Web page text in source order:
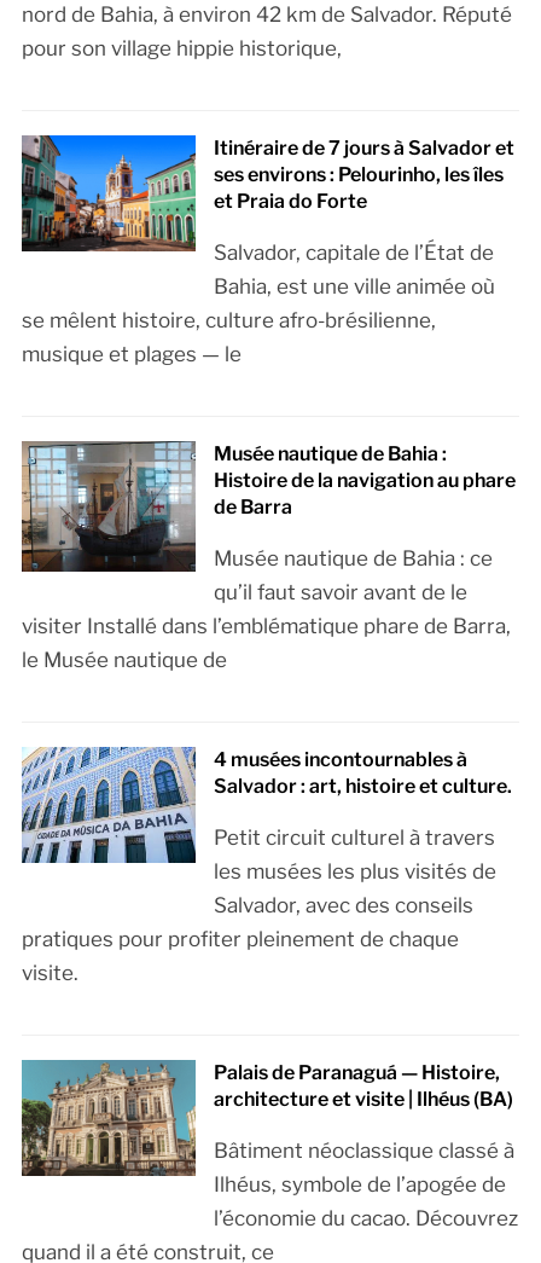
nord de Bahia, à environ 42 km de Salvador. Réputé
pour son village hippie historique,
Itinéraire de 7 jours à Salvador et
ses environs : Pelourinho, les îles
et Praia do Forte
Salvador, capitale de l’État de
Bahia, est une ville animée où
se mêlent histoire, culture afro-brésilienne,
musique et plages — le
Musée nautique de Bahia :
Histoire de la navigation au phare
de Barra
Musée nautique de Bahia : ce
qu’il faut savoir avant de le
visiter Installé dans l’emblématique phare de Barra,
le Musée nautique de
4 musées incontournables à
Salvador : art, histoire et culture.
Petit circuit culturel à travers
les musées les plus visités de
Salvador, avec des conseils
pratiques pour profiter pleinement de chaque
visite.
Palais de Paranaguá — Histoire,
architecture et visite | Ilhéus (BA)
Bâtiment néoclassique classé à
Ilhéus, symbole de l’apogée de
l’économie du cacao. Découvrez
quand il a été construit, ce